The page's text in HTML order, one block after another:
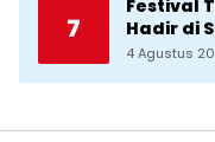
7
Festival
Hadir di
Datang
4 Agustus